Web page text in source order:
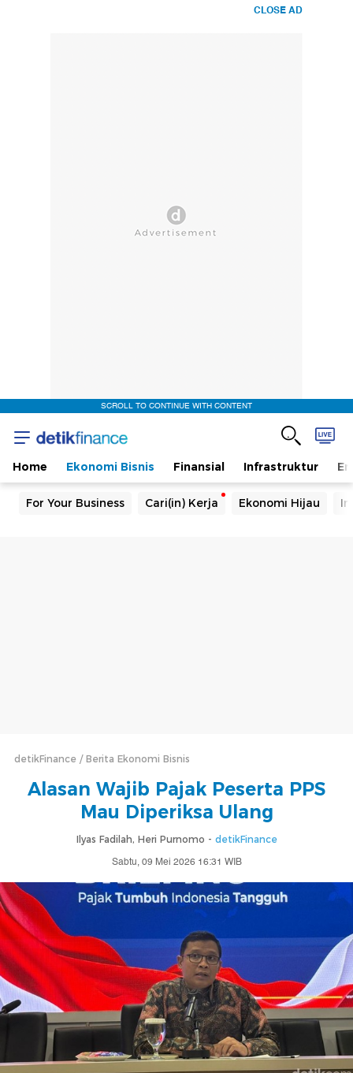
CLOSE AD
SCROLL TO CONTINUE WITH CONTENT
Home Ekonomi Bisnis Finansial Infrastruktur
For Your Business Cari(in) Kerja Ekonomi Hijau
detikFinance Berita Ekonomi Bisnis
Alasan Wajib Pajak Peserta PPS
Mau Diperiksa Ulang
Ilyas Fadilah, Heri Purnomo - detikFinance
Sabtu, 09 Mei 2026 16:31 WIB